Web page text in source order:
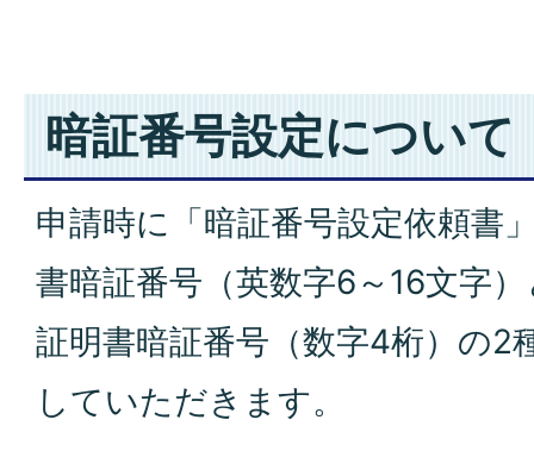
暗証番号設定について
申請時に「暗証番号設定依頼書
書暗証番号（英数字6～16文字
証明書暗証番号（数字4桁）の2
していただきます。